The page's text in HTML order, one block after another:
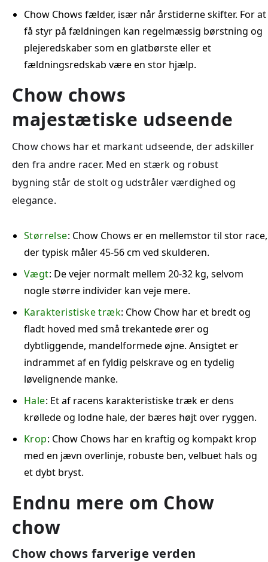
Chow Chows fælder, især når årstiderne skifter. For at
få styr på fældningen kan regelmæssig børstning og
plejeredskaber som en glatbørste eller et
fældningsredskab være en stor hjælp.
Chow chows
majestætiske udseende
Chow chows har et markant udseende, der adskiller
den fra andre racer. Med en stærk og robust
bygning står de stolt og udstråler værdighed og
elegance.
Størrelse: Chow Chows er en mellemstor til stor race,
der typisk måler 45-56 cm ved skulderen.
Vægt: De vejer normalt mellem 20-32 kg, selvom
nogle større individer kan veje mere.
Karakteristiske træk: Chow Chow har et bredt og
fladt hoved med små trekantede ører og
dybtliggende, mandelformede øjne. Ansigtet er
indrammet af en fyldig pelskrave og en tydelig
løvelignende manke.
Hale: Et af racens karakteristiske træk er dens
krøllede og lodne hale, der bæres højt over ryggen.
Krop: Chow Chows har en kraftig og kompakt krop
med en jævn overlinje, robuste ben, velbuet hals og
et dybt bryst.
Endnu mere om Chow
chow
Chow chows farverige verden